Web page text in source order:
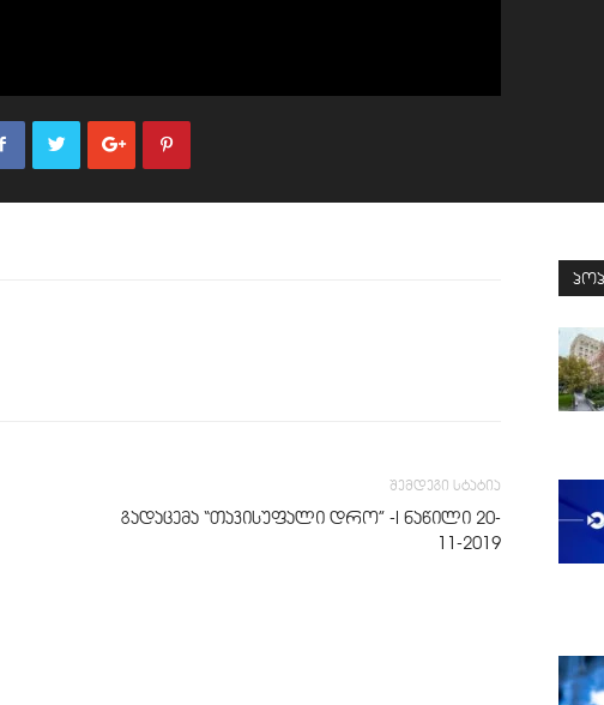
შემდეგი სტატია
გადაცემა “თავისუფალი დრო” -I ნაწილი 20-
11-2019